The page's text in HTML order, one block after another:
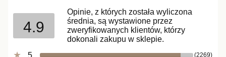
4.9
Opinie, z których została wyliczona
średnia, są wystawione przez
zweryfikowanych klientów, którzy
dokonali zakupu w sklepie.
5
(2269)